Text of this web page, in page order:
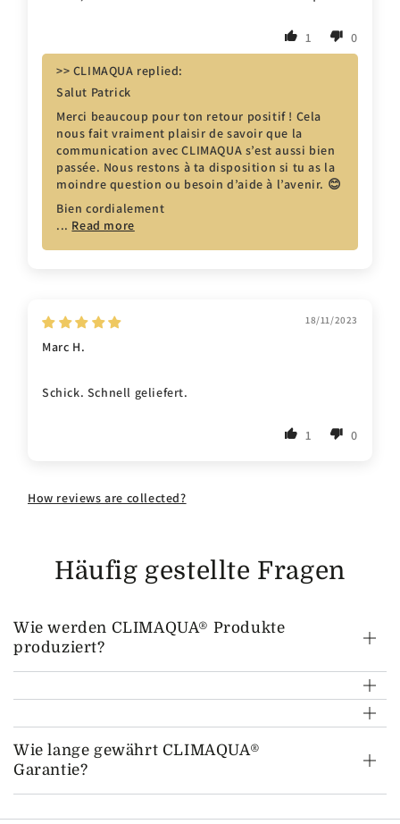
1 0
>> CLIMAQUA replied:
Salut Patrick
Merci beaucoup pour ton retour positif ! Cela
nous fait vraiment plaisir de savoir que la
communication avec CLIMAQUA s’est aussi bien
passée. Nous restons à ta disposition si tu as la
moindre question ou besoin d’aide à l’avenir. 😊
Bien cordialement
... Read more
18/11/2023
Marc H.
Schick. Schnell geliefert.
1 0
How reviews are collected?
Häufig gestellte Fragen
Wie werden CLIMAQUA® Produkte
produziert?
Wie lange gewährt CLIMAQUA®
Garantie?